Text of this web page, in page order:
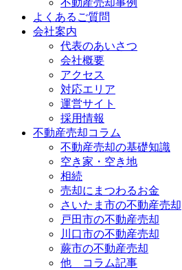
不動産売却事例
よくあるご質問
会社案内
代表のあいさつ
会社概要
アクセス
対応エリア
運営サイト
採用情報
不動産売却コラム
不動産売却の基礎知識
空き家・空き地
相続
売却にまつわるお金
さいたま市の不動産売却
戸田市の不動産売却
川口市の不動産売却
蕨市の不動産売却
他 コラム記事